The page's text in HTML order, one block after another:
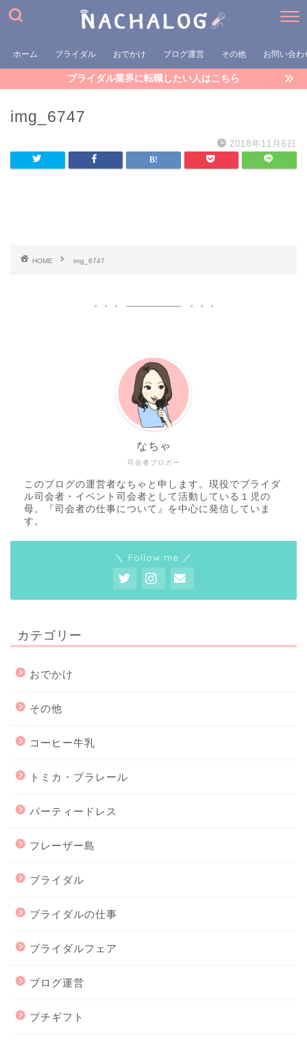
ホーム ブライダル おでかけ ブログ運営 その他 お問い合わ
ブライダル業界に転職したい人はこちら
img_6747
2018年11月6日
HOME img_6747
司会者ブロガー
なちゃ
このブログの運営者なちゃと申します。現役でブライダ
ル司会者・イベント司会者として活動している１児の
母。『司会者の仕事について』を中心に発信していま
す。
＼ Follow me ／
カテゴリー
おでかけ
その他
コーヒー牛乳
トミカ・プラレール
パーティードレス
フレーザー島
ブライダル
ブライダルの仕事
ブライダルフェア
ブログ運営
プチギフト